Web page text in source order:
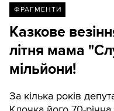
ФРАГМЕНТИ
Казкове
літня мама
мільйони!
За кілька років